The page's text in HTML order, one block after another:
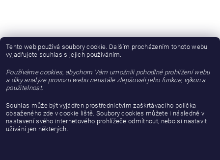
Tento web používá soubory cookie. Dalším procházením tohoto webu
vyjadřujete souhlas s jejich používáním.
Používáme cookies, abychom Vám umožnili pohodlné prohlížení webu
a díky analýze provozu webu neustále zlepšovali jeho funkce, výkon a
použitelnost.
Souhlas může být vyjádřen prostřednictvím zaškrtávacího políčka
obsaženého zde v cookie liště. Soubory cookies můžete i následně v
nastavení svého internetového prohlížeče odmítnout, nebo si nastavit
užívání jen některých.